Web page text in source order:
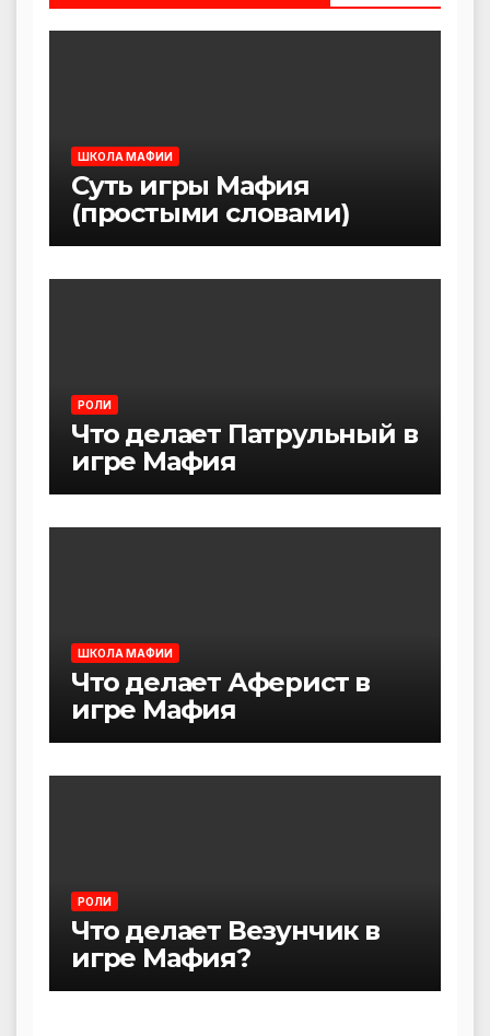
ШКОЛА МАФИИ
Суть игры Мафия
(простыми словами)
РОЛИ
Что делает Патрульный в
игре Мафия
ШКОЛА МАФИИ
Что делает Аферист в
игре Мафия
РОЛИ
Что делает Везунчик в
игре Мафия?